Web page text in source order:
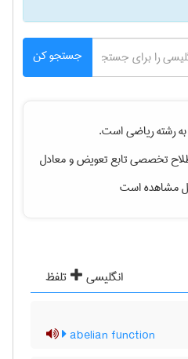
جستجو کن
رشتهرياضیاست.
تخصصیتابع تعویضو معادل
مشاهده است
انگلیسی
تلفظ
abelian function